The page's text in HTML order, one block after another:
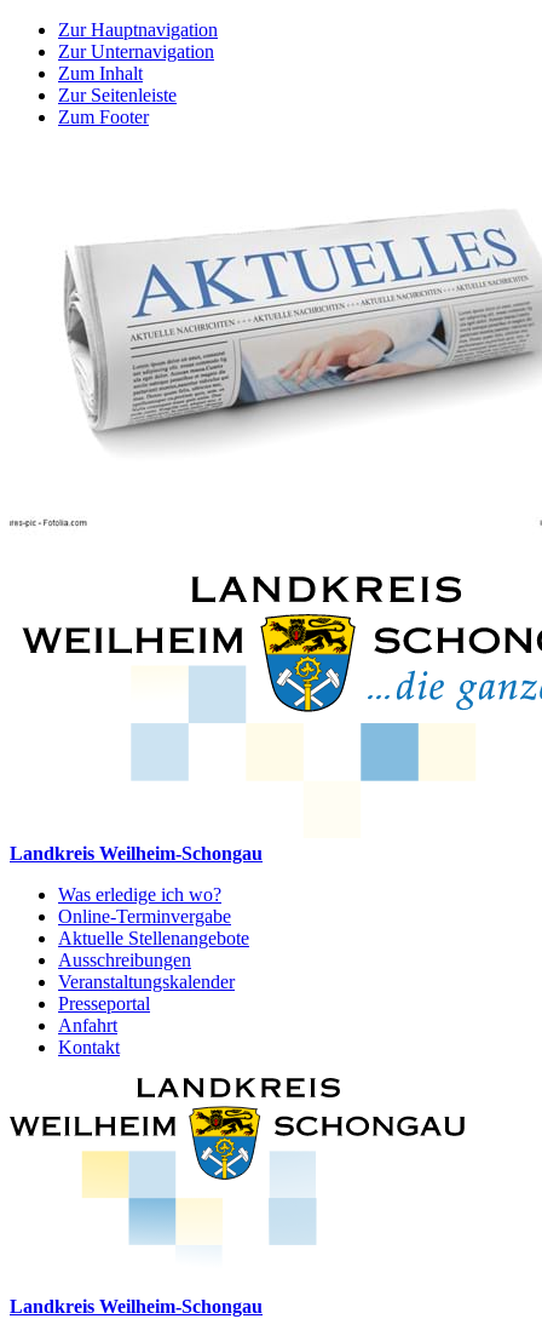
Zur Hauptnavigation
Zur Unternavigation
Zum Inhalt
Zur Seitenleiste
Zum Footer
Landkreis Weilheim-Schongau
Was erledige ich wo?
Online-Terminvergabe
Aktuelle Stellenangebote
Ausschreibungen
Veranstaltungskalender
Presseportal
Anfahrt
Kontakt
Landkreis Weilheim-Schongau